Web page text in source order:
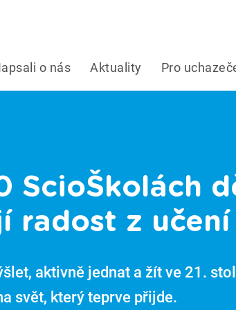
o nás Aktuality Pro
ScioŠkolách
radost z učení
aktivně jednat a žít ve 21.
svět, který teprve přijde.